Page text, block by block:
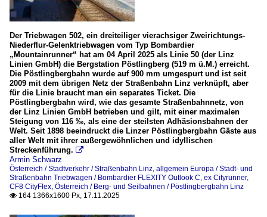
Der Triebwagen 502, ein dreiteiliger vierachsiger Zweirichtungs-
Niederflur-Gelenktriebwagen vom Typ Bombardier
„Mountainrunner“ hat am 04 April 2025 als Linie 50 (der Linz
Linien GmbH) die Bergstation Pöstlingberg (519 m ü.M.) erreicht.
Die Pöstlingbergbahn wurde auf 900 mm umgespurt und ist seit
2009 mit dem übrigen Netz der Straßenbahn Linz verknüpft, aber
für die Linie braucht man ein separates Ticket. Die
Pöstlingbergbahn wird, wie das gesamte Straßenbahnnetz, von
der Linz Linien GmbH betrieben und gilt, mit einer maximalen
Steigung von 116 ‰, als eine der steilsten Adhäsionsbahnen der
Welt. Seit 1898 beeindruckt die Linzer Pöstlingbergbahn Gäste aus
aller Welt mit ihrer außergewöhnlichen und idyllischen
Streckenführung. 
Armin Schwarz
Österreich / Stadtverkehr / Straßenbahn Linz, allgemein Europa / Stadt- und
Straßenbahn Triebwagen / Bombardier FLEXITY Outlook C, ex Cityrunner,
CF8 CityFlex, Österreich / Berg- und Seilbahnen / Pöstlingbergbahn Linz
 164 1366x1600 Px, 17.11.2025